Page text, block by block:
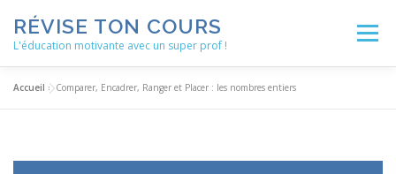
contenu
RÉVISE TON COURS
L'éducation motivante avec un super prof !
Menu
Accueil »Comparer, Encadrer, Ranger et Placer : les nombres entiers